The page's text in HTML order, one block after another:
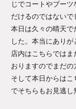
じでコートやブー
だけるのではないで
本日は久々の晴天で
した。本当にありが
店内はこちらでは
おりますのでまだの
そして本日からは
でそちらもお見逃し